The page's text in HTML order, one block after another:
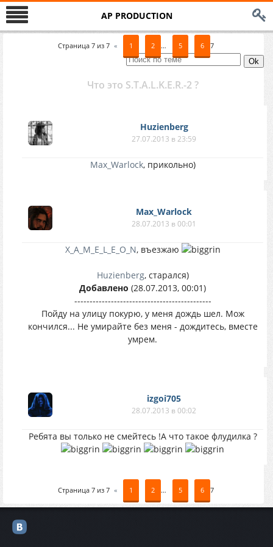
AP PRODUCTION
Страница 7из 7 « 1 2 … 5 6 7
Что это S.T.A.L.K.E.R.-2 ?
Huzienberg
27.07.2013 в 23:59
Max_Warlock, прикольно)
Max_Warlock
28.07.2013 в 00:01
X_A_M_E_L_E_O_N, въезжаю
Huzienberg, старался)
Добавлено (28.07.2013, 00:01)
---------------------------------------------
Пойду на улицу покурю, у меня дождь шел. Мож
кончился... Не умирайте без меня - дождитесь, вместе
умрем.
izgoi705
28.07.2013 в 00:02
Ребята вы только не смейтесь !А что такое флудилка ?
Страница 7из 7 « 1 2 … 5 6 7